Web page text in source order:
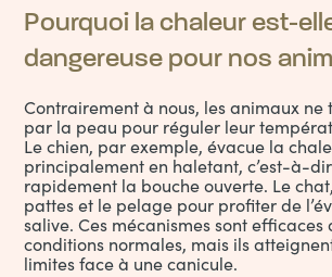
Pourquoi la chaleur est-
dangereuse pour nos
Contrairement à nous, les animaux ne
par la peau pour réguler leur
Lechien, par exemple, évacue la
principalement en haletant, c’est-à-
rapidement la bouche ouverte. Le
pattes et le pelage pour profiter de
salive. Ces mécanismes sont efficaces
conditions normales, mais ils
limites face à une canicule.